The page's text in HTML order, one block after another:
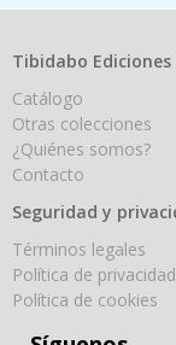
Tibidabo Ediciones
Catálogo
Otras colecciones
¿Quiénes somos?
Contacto
Seguridad y
Términos legales
Política de privacidad
Política de cookies